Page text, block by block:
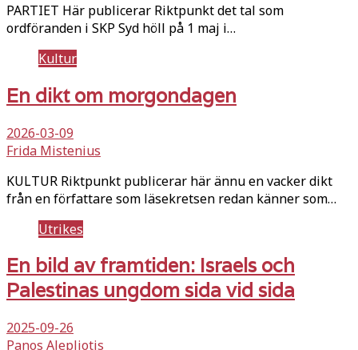
PARTIET Här publicerar Riktpunkt det tal som
ordföranden i SKP Syd höll på 1 maj i…
Kultur
En dikt om morgondagen
2026-03-09
Frida Mistenius
KULTUR Riktpunkt publicerar här ännu en vacker dikt
från en författare som läsekretsen redan känner som…
Utrikes
En bild av framtiden: Israels och
Palestinas ungdom sida vid sida
2025-09-26
Panos Alepliotis